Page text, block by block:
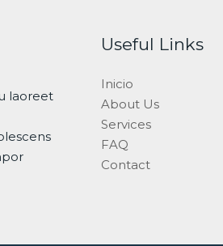
laoreet
Useful Links
Inicio
About Us
Services
FAQ
Contact